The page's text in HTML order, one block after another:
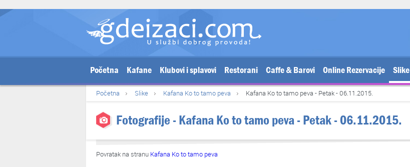
Početna Kafane Klubovi i splavovi Restorani Caffe & Barovi Online Rezervacije Slike
Početna Slike Kafana Ko to tamo peva Kafana Ko to tamo peva - Petak - 06.11.2015.
Fotografije - Kafana Ko to tamo peva - Petak - 06.11.2015.
Povratak na stranu Kafana Ko to tamo peva